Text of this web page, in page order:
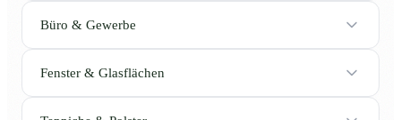
Büro & Gewerbe
Fenster & Glasflächen